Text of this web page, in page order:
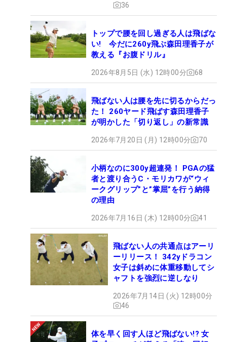
36
トップで腰を回し過ぎる人は飛ばな
い! 今だに260y飛ぶ森田理香子が
教える『お腹ドリル』
2026年8月5日 (水) 12時00分 68
飛ばない人は腰を先に切るからだっ
た！ 260ヤード飛ばす森田理香子
が明かした「切り返し」の新常識
2026年7月20日 (月) 12時00分 70
小柄なのに300y超連発！ PGAの猛
者と渡り合うC・モリカワが“ウィ
ークグリップ”と”掌屈”を行う納得
の理由
2026年7月16日 (木) 12時00分 41
飛ばない人の共通点はアーリ
ーリリース！ 342yドラコン
女子は斜めに体重移動してシ
ャフトを強烈に逆しなり
2026年7月14日 (火) 12時00分
46
体を早く回す人ほど飛ばない!? 女